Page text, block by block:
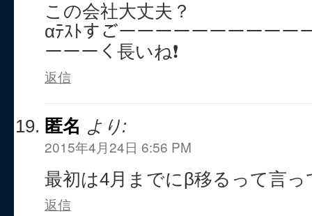
この会社大丈夫？
αﾃｽﾄすごーーーーーーーーーー
ーーーく長いね❗
返信
匿名 より:
2015年4月24日 6:56 PM
最初は4月までにβ移るって言
返信